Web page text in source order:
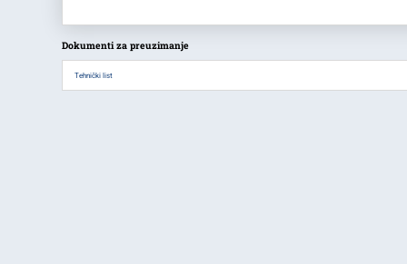
Dokumenti za preuzimanje
Tehnički list